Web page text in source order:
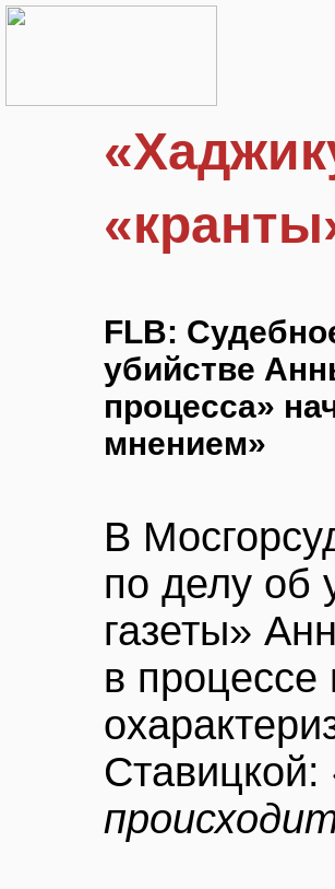
FLB:
убийстве
процесса»
мнением»
В
по делу об
газеты»
в
Ставицкой: